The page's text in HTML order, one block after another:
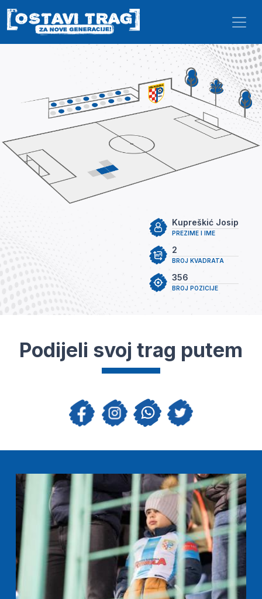
Skip to main content
PREZIME I IME
Kupreškić Josip
BROJ KVADRATA
2
BROJ POZICIJE
356
Podijeli svoj trag putem